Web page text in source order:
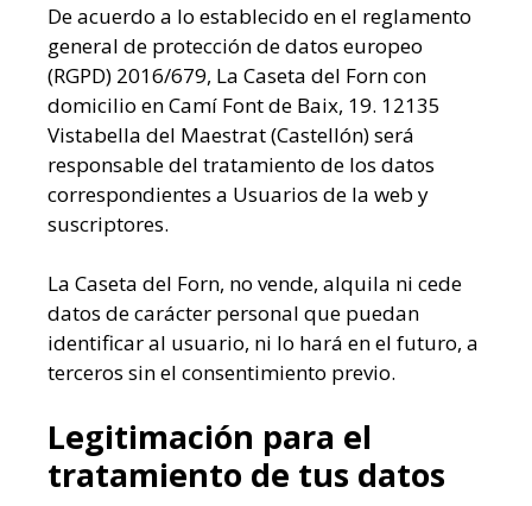
De acuerdo a lo establecido en el reglamento
general de protección de datos europeo
(RGPD) 2016/679, La Caseta del Forn con
domicilio en Camí Font de Baix, 19. 12135
Vistabella del Maestrat (Castellón) será
responsable del tratamiento de los datos
correspondientes a Usuarios de la web y
suscriptores.
La Caseta del Forn, no vende, alquila ni cede
datos de carácter personal que puedan
identificar al usuario, ni lo hará en el futuro, a
terceros sin el consentimiento previo.
Legitimación para el
tratamiento de tus datos